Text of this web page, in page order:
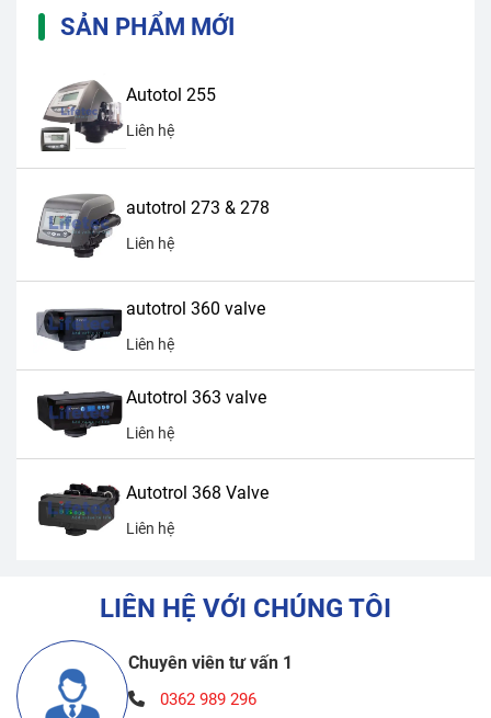
SẢN PHẨM MỚI
Autotol 255
Liên hệ
autotrol 273 & 278
Liên hệ
autotrol 360 valve
Liên hệ
Autotrol 363 valve
Liên hệ
Autotrol 368 Valve
Liên hệ
LIÊN HỆ VỚI CHÚNG TÔI
Chuyên viên tư vấn 1
0362 989 296